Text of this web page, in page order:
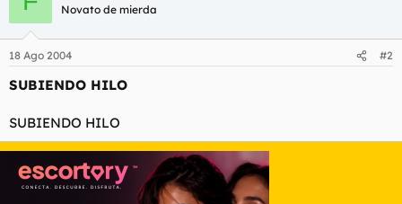
Novato de mierda
18 Ago 2004 #2
SUBIENDO HILO
SUBIENDO HILO